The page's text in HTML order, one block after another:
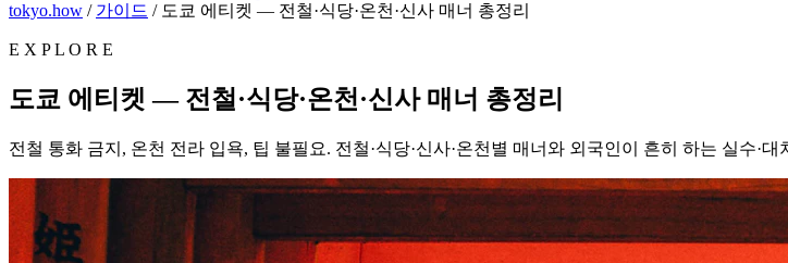
tokyo.how / 가이드 / 도쿄 에티켓 — 전철·식당·온천·신사 매너 총정리
E X P L O R E
도쿄 에티켓 — 전철·식당·온천·신사 매너 총정리
전철 통화 금지, 온천 전라 입욕, 팁 불필요. 전철·식당·신사·온천별 매너와 외국인이 흔히 하는 실수·대